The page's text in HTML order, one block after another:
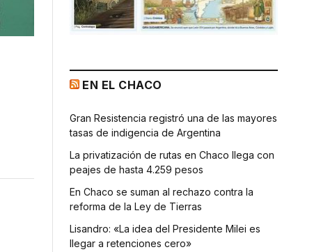
EN EL CHACO
Gran Resistencia registró una de las mayores
tasas de indigencia de Argentina
La privatización de rutas en Chaco llega con
peajes de hasta 4.259 pesos
En Chaco se suman al rechazo contra la
reforma de la Ley de Tierras
Lisandro: «La idea del Presidente Milei es
llegar a retenciones cero»